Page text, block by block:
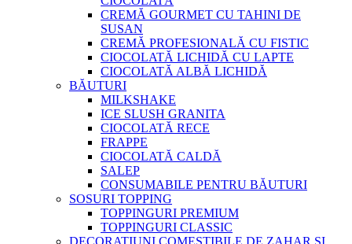
CREMĂ GOURMET CU TAHINI DE
SUSAN
CREMĂ PROFESIONALĂ CU FISTIC
CIOCOLATĂ LICHIDĂ CU LAPTE
CIOCOLATĂ ALBĂ LICHIDĂ
BĂUTURI
MILKSHAKE
ICE SLUSH GRANITA
CIOCOLATĂ RECE
FRAPPE
CIOCOLATĂ CALDĂ
SALEP
CONSUMABILE PENTRU BĂUTURI
SOSURI TOPPING
TOPPINGURI PREMIUM
TOPPINGURI CLASSIC
DECORATIUNI COMESTIBILE DE ZAHAR SI